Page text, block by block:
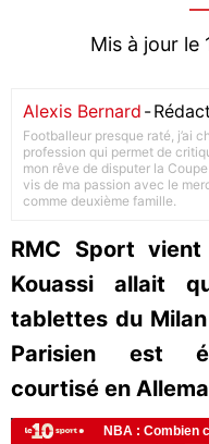
Mis à jour le
Alexis Bernard -
Footballeur presque raté, j’ai
profession qui permet de
mon rêve de disputer la
vis de ma passion avec le
comme deuxième famille.
RMC Sport
Kouassi allait
tablettes du
Parisien est
courtisé en